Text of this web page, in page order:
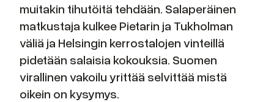
muitakin tihutöitä tehdään. Salaperäinen
matkustaja kulkee Pietarin ja Tukholman
väliä ja Helsingin kerrostalojen vinteillä
pidetään salaisia kokouksia. Suomen
virallinen vakoilu yrittää selvittää mistä
oikein on kysymys.